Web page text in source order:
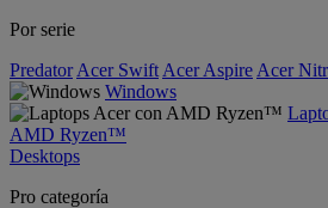
Por serie
Predator Acer Swift Acer Aspire Acer
Windows
AMD Ryzen™
Desktops
Pro categoría